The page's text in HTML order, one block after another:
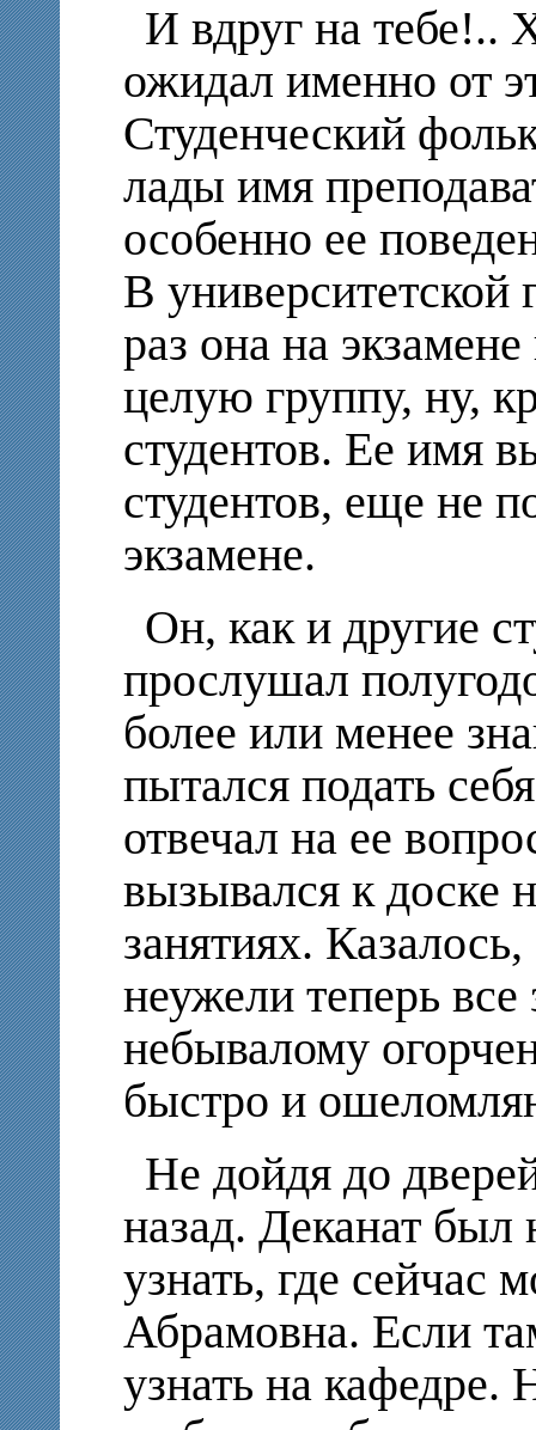
И вдруг на тебе!..
ожидал именно от
Студенческий
лады имя
особенно ее
В университетской
раз она на
целую группу, ну,
студентов. Ее имя
студентов, еще не
экзамене.
Он, как и другие
прослушал
более или менее
пытался подать
отвечал на ее
вызывался к доске
занятиях.
неужели теперь все
небывалому
быстро и
Не дойдя до
назад. Деканат был
узнать, где сейчас
Абрамовна. Если
узнать на